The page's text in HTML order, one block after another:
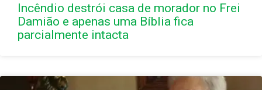
Incêndio destrói casa de morador no Frei
Damião e apenas uma Bíblia fica
parcialmente intacta